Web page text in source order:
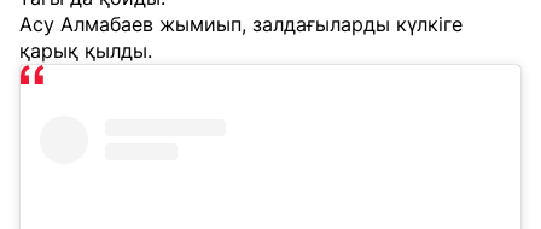
Асу Алмабаев жымиып, залдағыларды күлкіге
қарық қылды.